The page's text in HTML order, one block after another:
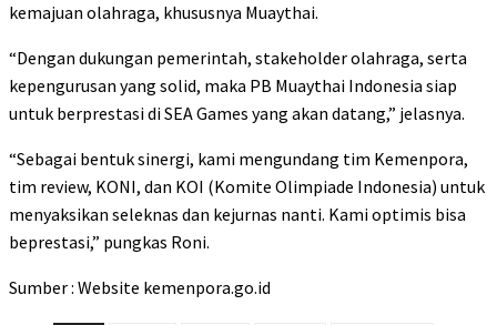
kemajuan olahraga, khususnya Muaythai.
“Dengan dukungan pemerintah, stakeholder olahraga, serta
kepengurusan yang solid, maka PB Muaythai Indonesia siap
untuk berprestasi di SEA Games yang akan datang,” jelasnya.
“Sebagai bentuk sinergi, kami mengundang tim Kemenpora,
tim review, KONI, dan KOI (Komite Olimpiade Indonesia) untuk
menyaksikan seleknas dan kejurnas nanti. Kami optimis bisa
beprestasi,” pungkas Roni.
Sumber : Website kemenpora.go.id